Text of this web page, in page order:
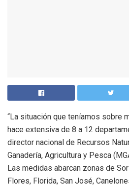
“La situación que teníamos sobre
hace extensiva de 8 a 12
director nacional de Recursos
Ganadería, Agricultura y Pesca
Las medidas abarcan zonas de
Flores, Florida, San José,